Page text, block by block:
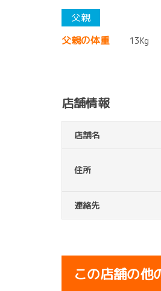
父親の体重 13Kg
店舗情報
店舗名
住所
連絡先
この店舗の他